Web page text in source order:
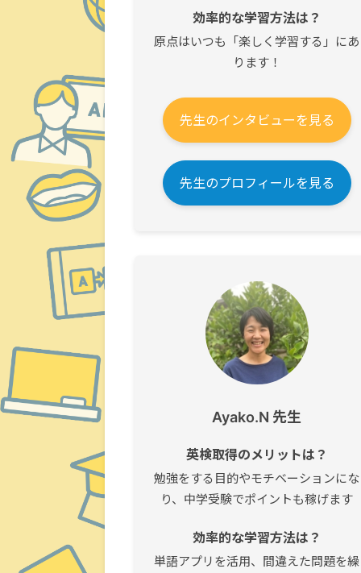
効率的な学習方法は？
原点はいつも「楽しく学習する」にあ
ります！
先生のインタビューを見る
先生のプロフィールを見る
Ayako.N 先生
英検取得のメリットは？
勉強をする目的やモチベーションにな
り、中学受験でポイントも稼げます
効率的な学習方法は？
単語アプリを活用、間違えた問題を繰